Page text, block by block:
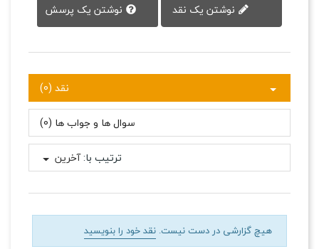
نوشتن یک پرسش
نقد (0)
سوال ها و جواب ها (0)
ترتیب با:آخرین
هیچ گزارشی در دست نیست. نقد خود را بنویسید